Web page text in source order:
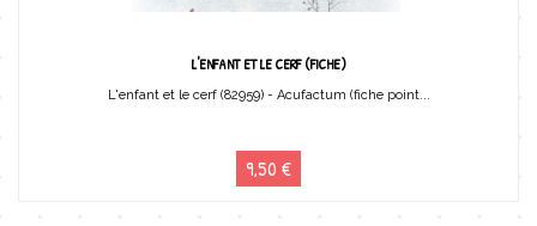
L'ENFANT ET LE CERF (FICHE)
L'enfant et le cerf (82959) - Acufactum (fiche point...
9,50 €